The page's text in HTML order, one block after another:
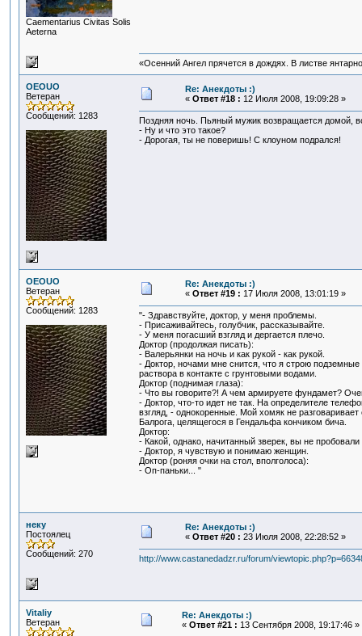
Сaementarius Civitas Solis
Aeterna
«Осенний Ангел прячется в дождях. В листве
OEOUO
Ветеран
Сообщений: 1283
Re: Анекдоты :)
« Ответ #18 : 12 Июля 2008, 19:09:28 »
Поздняя ночь. Пьяный мужик возвращается домой,
- Ну и что это такое?
- Дорогая, ты не поверишь! С клоуном подрался!
OEOUO
Ветеран
Сообщений: 1283
Re: Анекдоты :)
« Ответ #19 : 17 Июля 2008, 13:01:19 »
"- Здравствуйте, доктор, у меня проблемы.
- Присаживайтесь, голубчик, рассказывайте.
- У меня погасший взгляд и дергается плечо.
Доктор (продолжая писать):
- Валерьянки на ночь и как рукой - как рукой.
- Доктор, ночами мне снится, что я строю
раствора в контакте с грунтовыми водами.
Доктор (поднимая глаза):
- Что вы говорите?! А чем армируете фундамет?
- Доктор, что-то идет не так. На определителе
взгляд, - однокоренные. Мой хомяк не
Балрога, целящегося в Гендальфа кончиком бича.
Доктор:
- Какой, однако, начитанный зверек, вы не
- Доктор, я чувствую и понимаю женщин.
Доктор (роняя очки на стол, вполголоса):
- Оп-паньки... "
неку
Постоялец
Сообщений: 270
Re: Анекдоты :)
« Ответ #20 : 23 Июля 2008, 22:28:52 »
http://www.castanedadzr.ru/forum/
Vitaliy
Ветеран
Re: Анекдоты :)
« Ответ #21 : 13 Сентября 2008, 19:17:46 »